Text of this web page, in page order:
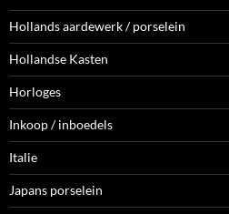
Hollands aardewerk / porselein
Hollandse Kasten
Horloges
Inkoop / inboedels
Italie
Japans porselein